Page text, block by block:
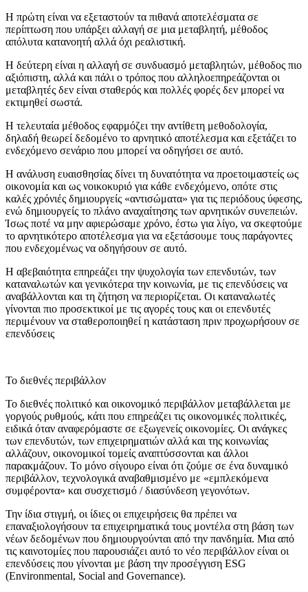
Η πρώτη είναι να εξεταστούν τα πιθανά αποτελέσματα σε
περίπτωση που υπάρξει αλλαγή σε μια μεταβλητή, μέθοδος
απόλυτα κατανοητή αλλά όχι ρεαλιστική.
Η δεύτερη είναι η αλλαγή σε συνδυασμό μεταβλητών, μέθοδος πιο
αξιόπιστη, αλλά και πάλι ο τρόπος που αλληλοεπηρεάζονται οι
μεταβλητές δεν είναι σταθερός και πολλές φορές δεν μπορεί να
εκτιμηθεί σωστά.
Η τελευταία μέθοδος εφαρμόζει την αντίθετη μεθοδολογία,
δηλαδή θεωρεί δεδομένο το αρνητικό αποτέλεσμα και εξετάζει το
ενδεχόμενο σενάριο που μπορεί να οδηγήσει σε αυτό.
Η ανάλυση ευαισθησίας δίνει τη δυνατότητα να προετοιμαστείς ως
οικονομία και ως νοικοκυριό για κάθε ενδεχόμενο, οπότε στις
καλές χρόνιές δημιουργείς «αντισώματα» για τις περιόδους ύφεσης,
ενώ δημιουργείς το πλάνο αναχαίτησης των αρνητικών συνεπειών.
Ίσως ποτέ να μην αφιερώσαμε χρόνο, έστω για λίγο, να σκεφτούμε
το αρνητικότερο αποτέλεσμα για να εξετάσουμε τους παράγοντες
που ενδεχομένως να οδηγήσουν σε αυτό.
Η αβεβαιότητα επηρεάζει την ψυχολογία των επενδυτών, των
καταναλωτών και γενικότερα την κοινωνία, με τις επενδύσεις να
αναβάλλονται και τη ζήτηση να περιορίζεται. Οι καταναλωτές
γίνονται πιο προσεκτικοί με τις αγορές τους και οι επενδυτές
περιμένουν να σταθεροποιηθεί η κατάσταση πριν προχωρήσουν σε
επενδύσεις
Το διεθνές περιβάλλον
Το διεθνές πολιτικό και οικονομικό περιβάλλον μεταβάλλεται με
γοργούς ρυθμούς, κάτι που επηρεάζει τις οικονομικές πολιτικές,
ειδικά όταν αναφερόμαστε σε εξωγενείς οικονομίες. Οι ανάγκες
των επενδυτών, των επιχειρηματιών αλλά και της κοινωνίας
αλλάζουν, οικονομικοί τομείς αναπτύσσονται και άλλοι
παρακμάζουν. Το μόνο σίγουρο είναι ότι ζούμε σε ένα δυναμικό
περιβάλλον, τεχνολογικά αναβαθμισμένο με «εμπλεκόμενα
συμφέροντα» και συσχετισμό / διασύνδεση γεγονότων.
Την ίδια στιγμή, οι ίδιες οι επιχειρήσεις θα πρέπει να
επαναξιολογήσουν τα επιχειρηματικά τους μοντέλα στη βάση των
νέων δεδομένων που δημιουργούνται από την πανδημία. Μια από
τις καινοτομίες που παρουσιάζει αυτό το νέο περιβάλλον είναι οι
επενδύσεις που γίνονται με βάση την προσέγγιση ESG
(Environmental, Social and Governance).